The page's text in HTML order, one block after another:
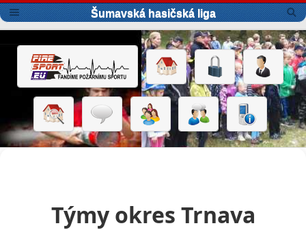
Šumavská hasičská liga
Týmy okres Trnava